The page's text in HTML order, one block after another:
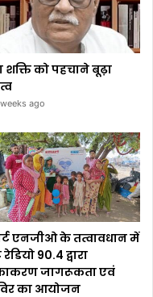
शक्ति को पहचाने बूढ़ा
ago
एनजीओ के तत्वावधान में
रेडियो 90.4 द्वारा
जागरूकता एवं
का आयोजन